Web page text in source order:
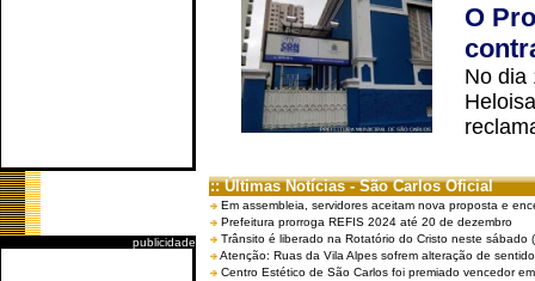
publicidade
O
No dia
:: Últimas Notícias - São Carlos Oficial
Em assembleia, servidores aceitam nova proposta e
Prefeitura prorroga REFIS 2024 até 20 de dezembro
Trânsito é liberado na Rotatório do Cristo neste sábado
Atenção: Ruas da Vila Alpes sofrem alteração de
Centro Estético de São Carlos foi premiado vencedor